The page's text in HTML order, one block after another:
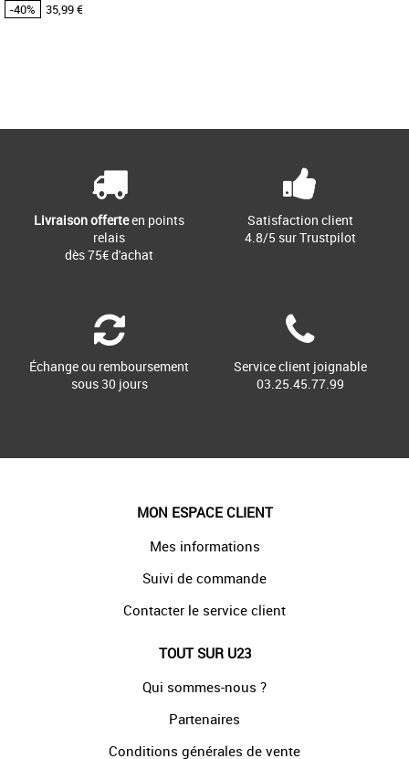
-40% 35,99 €
Livraison offerteen points
relais
dès 75€ d'achat
Satisfaction client
4.8/5 sur Trustpilot
Échange ou remboursement
sous 30 jours
Service client joignable
03.25.45.77.99
MON ESPACE CLIENT
Mes informations
Suivi de commande
Contacter le service client
TOUT SUR U23
Qui sommes-nous ?
Partenaires
Conditions générales de vente